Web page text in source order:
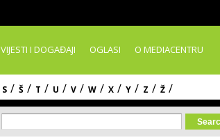
VIJESTI I DOGAĐAJI OGLASI O MEDIACENTRU
S / Š / T / U / V / W / X / Y / Z / Ž /
Search form
Search